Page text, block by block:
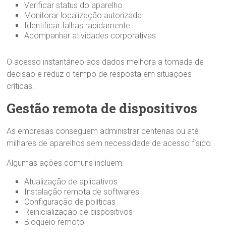
Verificar status do aparelho
Monitorar localização autorizada
Identificar falhas rapidamente
Acompanhar atividades corporativas
O acesso instantâneo aos dados melhora a tomada de
decisão e reduz o tempo de resposta em situações
críticas.
Gestão remota de dispositivos
As empresas conseguem administrar centenas ou até
milhares de aparelhos sem necessidade de acesso físico.
Algumas ações comuns incluem:
Atualização de aplicativos
Instalação remota de softwares
Configuração de políticas
Reinicialização de dispositivos
Bloqueio remoto